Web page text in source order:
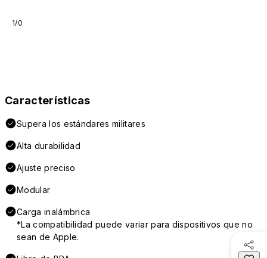
1/0
Características
Supera los estándares militares
Alta durabilidad
Ajuste preciso
Modular
Carga inalámbrica
*La compatibilidad puede variar para dispositivos que no
sean de Apple.